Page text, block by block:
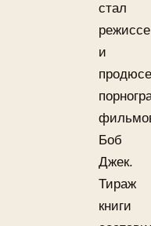
стал
и
Боб
Джек.
Тираж
книги